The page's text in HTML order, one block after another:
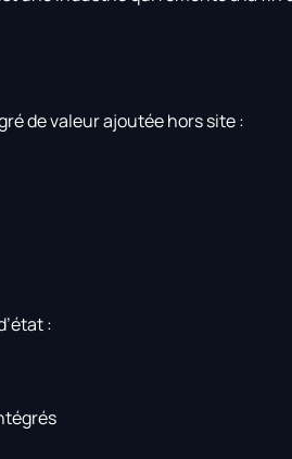
de valeur ajoutée hors site :
: